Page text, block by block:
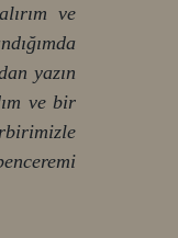
ve
yazın
ve bir